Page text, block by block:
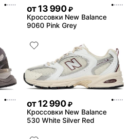
от13 990 ₽
Кроссовки New Balance
9060 Pink Grey
от12 990 ₽
Кроссовки New Balance
530 White Silver Red